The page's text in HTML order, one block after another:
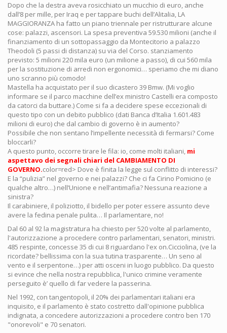
Dopo che la destra aveva rosicchiato un mucchio di euro, anche
dall’8 per mille, per Iraq e per tappare buchi dell’Alitalia, LA
MAGGIORANZA ha fatto un piano triennale per ristrutturare alcune
cose: palazzi, ascensori. La spesa preventiva 59.530 milioni (anche il
finanziamento di un sottopassaggio da Montecitorio a palazzo
Theodoli (5 passi di distanza) su via del Corso. stanziamento
previsto: 5 milioni 220 mila euro (un milione a passo), di cui 560 mila
per la sostituzione di arredi non ergonomici… speriamo che mi diano
uno scranno più comodo!
Mastella ha acquistato per il suo dicastero 39 Bmw. (Mi voglio
informare se il parco macchine dell’ex ministro Castelli era composto
da catorci da buttare.) Come si fa a decidere spese eccezionali di
questo tipo con un debito pubblico (dati Banca d’Italia 1.601.483
milioni di euro) che dal cambio di governo è in aumento?
Possibile che non sentano l’impellente necessità di fermarsi? Come
bloccarli?
A questo punto, occorre tirare le fila: io, come molti italiani, mi
aspettavo dei segnali chiari del CAMBIAMENTO DI
GOVERNO.color=red> Dove è finita la legge sul conflitto di interessi?
E la “pulizia” nel governo e nei palazzi? Che ci fa Cirino Pomicino (e
qualche altro…) nell’Unione e nell’antimafia? Nessuna reazione a
sinistra?
Il carabiniere, il poliziotto, il bidello per poter essere assunto deve
avere la fedina penale pulita… Il parlamentare, no!
Dal 60 al 92 la magistratura ha chiesto per 520 volte al parlamento,
l'autorizzazione a procedere contro parlamentari, senatori, ministri.
485 respinte, concesse 35 di cui 8 riguardano l'ex on.Cicciolina, (ve la
ricordate? bellissima con la sua tutina trasparente… Un seno al
vento e il serpentone…) per atti osceni in luogo pubblico. Da questo
si evince che nella nostra repubblica, l'unico crimine veramente
perseguito è’ quello di far vedere la passerina.
Nel 1992, con tangentopoli, il 20% dei parlamentari italiani era
inquisito, e il parlamento è stato costretto dall'opinione pubblica
indignata, a concedere autorizzazioni a procedere contro ben 170
"onorevoli" e 70 senatori.